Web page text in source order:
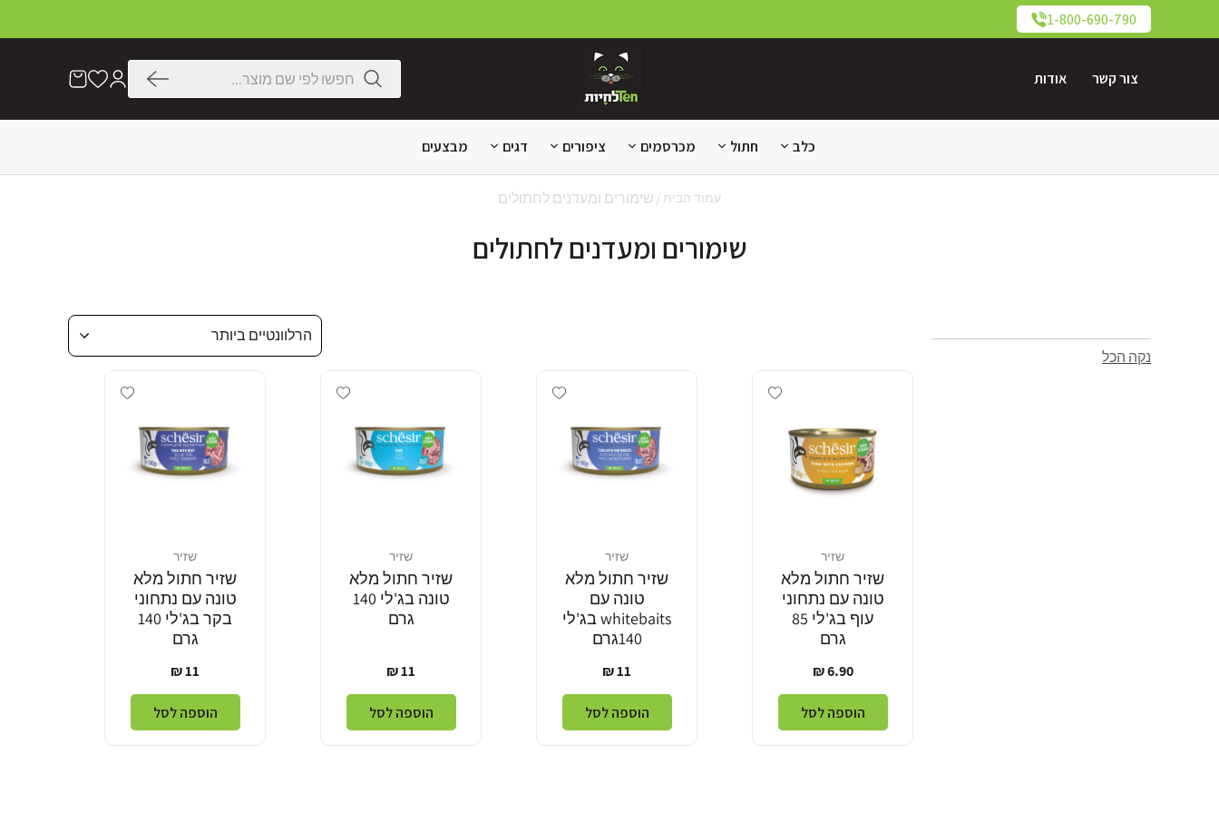
1-800-690-790
צור קשר אודות חיפוש הרשימה
שלי עֲגָלָה
כלב חתול מכרסמים ציפורים דגים מבצעים
עמוד הבית שימורים ומעדנים לחתולים
שימורים ומעדנים לחתולים
נקה הכל
הרלוונטיים ביותר
Add wishlist
שזיר
שזיר חתול מלא
טונה עם נתחוני
עוף בג'לי 85
גרם
מחיר
6.90 ₪
הוספה לסל
Add wishlist
שזיר
שזיר חתול מלא
טונה עם
whitebaits בג'לי
140גרם
מחיר
11 ₪
הוספה לסל
Add wishlist
שזיר
שזיר חתול מלא
טונה בג'לי 140
גרם
מחיר
11 ₪
הוספה לסל
Add wishlist
שזיר
שזיר חתול מלא
טונה עם נתחוני
בקר בג'לי 140
גרם
מחיר
11 ₪
הוספה לסל